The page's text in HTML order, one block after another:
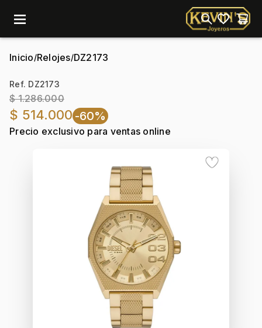
menu
Inicio/Relojes/DZ2173
Ref. DZ2173
$ 1.286.000
$ 514.000-60%
Precio exclusivo para ventas online